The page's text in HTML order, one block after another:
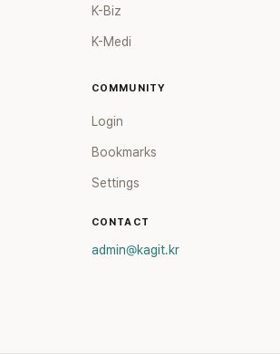
K-Biz
K-Medi
COMMUNITY
Login
Bookmarks
Settings
CONTACT
admin@kagit.kr